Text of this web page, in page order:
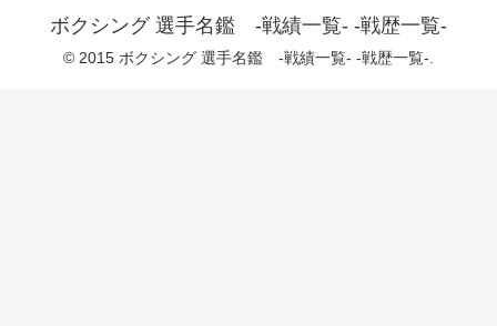
ボクシング 選手名鑑 -戦績一覧- -戦歴一覧-
© 2015 ボクシング 選手名鑑 -戦績一覧- -戦歴一覧-.